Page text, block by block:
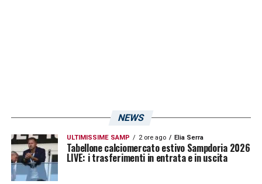
NEWS
ULTIMISSIME SAMP 2 ore ago Elia Serra
Tabellone calciomercato estivo Sampdoria 2026
LIVE: i trasferimenti in entrata e in uscita